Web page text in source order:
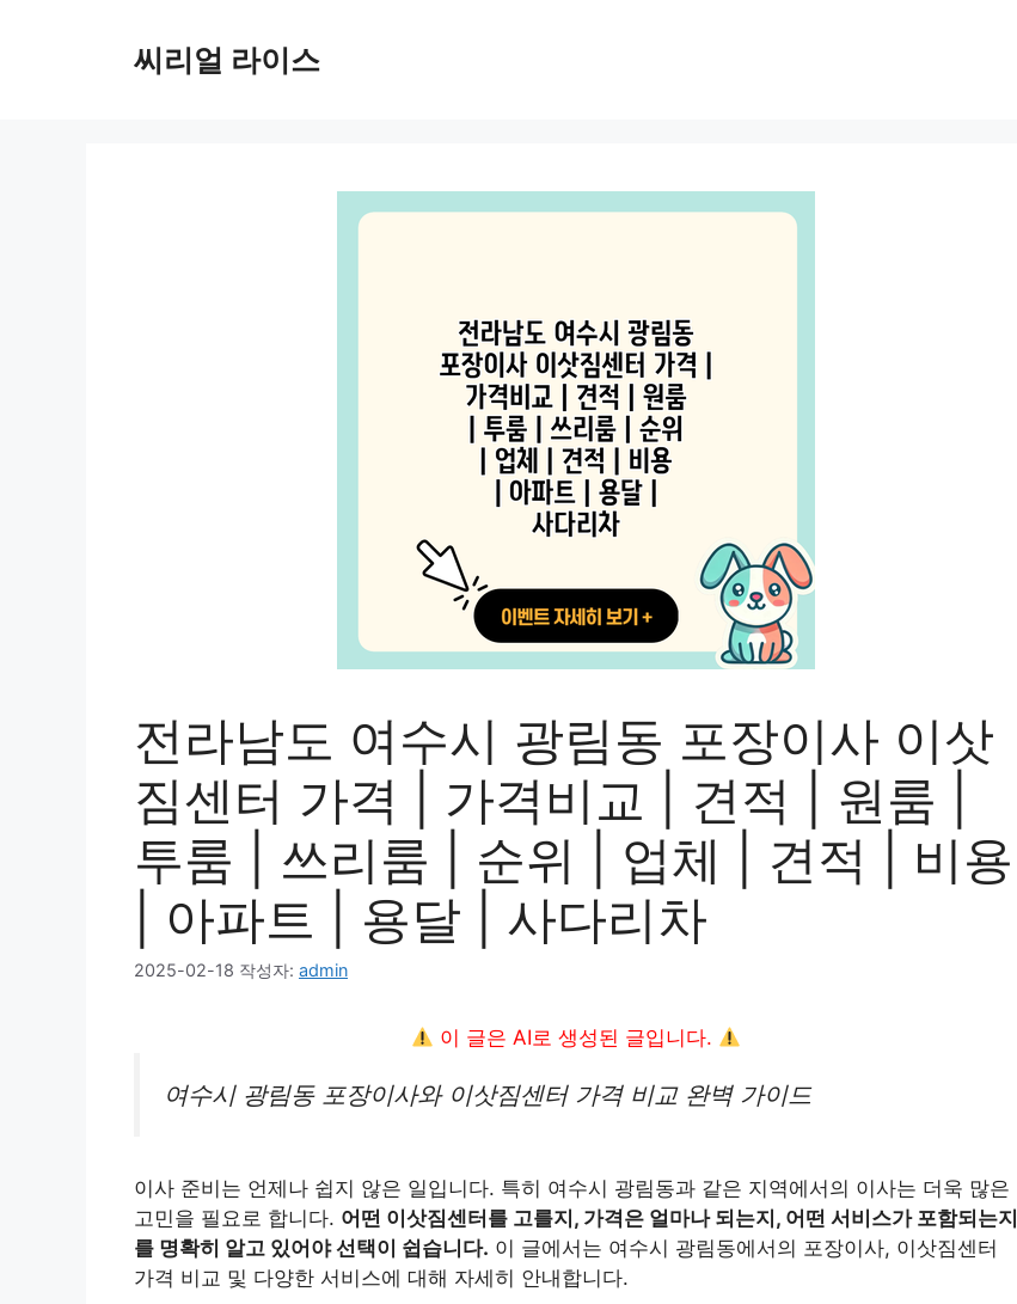
씨리얼 라이스
전라남도 여수시 광림동 포장이사 이삿
짐센터 가격 | 가격비교 | 견적 | 원룸 |
투룸 | 쓰리룸 | 순위 | 업체 | 견적 | 비용
| 아파트 | 용달 | 사다리차
2025-02-18 작성자: admin
이 글은 AI로 생성된 글입니다.
여수시 광림동 포장이사와 이삿짐센터 가격 비교 완벽 가이드
이사 준비는 언제나 쉽지 않은 일입니다. 특히 여수시 광림동과 같은 지역에서의 이사는 더욱 많은
고민을 필요로 합니다. 어떤 이삿짐센터를 고를지, 가격은 얼마나 되는지, 어떤 서비스가 포함되는지
를 명확히 알고 있어야 선택이 쉽습니다. 이 글에서는 여수시 광림동에서의 포장이사, 이삿짐센터
가격 비교 및 다양한 서비스에 대해 자세히 안내합니다.